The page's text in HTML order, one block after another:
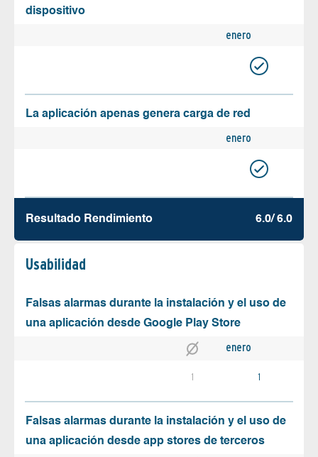
dispositivo
enero
La aplicación apenas genera carga de red
enero
Resultado Rendimiento 6.0/ 6.0
Usabilidad
Falsas alarmas durante la instalación y el uso de
una aplicación desde Google Play Store
enero
1 1
Falsas alarmas durante la instalación y el uso de
una aplicación desde app stores de terceros